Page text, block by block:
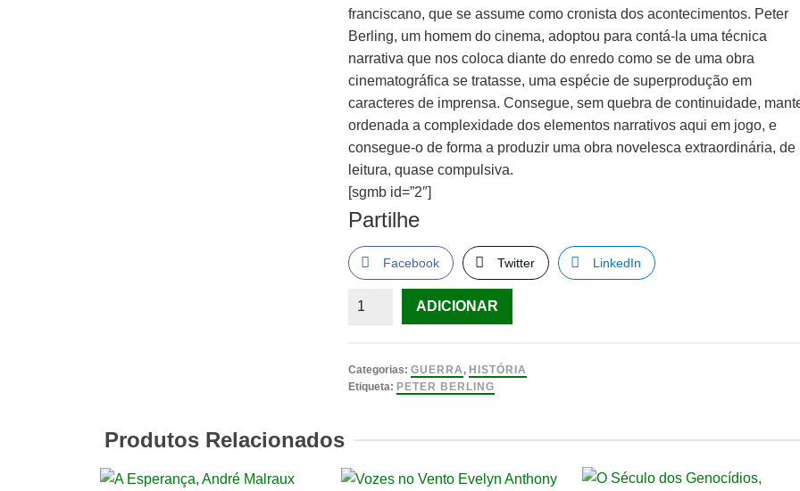
franciscano, que se assume como cronista dos acontecimentos. Peter
Berling, um homem do cinema, adoptou para contá-la uma técnica
narrativa que nos coloca diante do enredo como se de uma obra
cinematográfica se tratasse, uma espécie de superprodução em
caracteres de imprensa. Consegue, sem quebra de continuidade,
ordenada a complexidade dos elementos narrativos aqui em jogo, e
consegue-o de forma a produzir uma obra novelesca extraordinária, de
leitura, quase compulsiva.
[sgmb id=”2″]
Partilhe
Facebook Twitter LinkedIn
Quantidade
Filhos
do
Peter
ADICIONAR
Categorias:GUERRA , HISTÓRIA
Etiqueta: PETER BERLING
Produtos Relacionados